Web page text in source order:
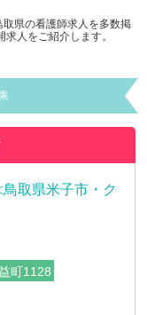
県の看護師求人を多数掲
人をご紹介します。
取県米子市・ク
町1128